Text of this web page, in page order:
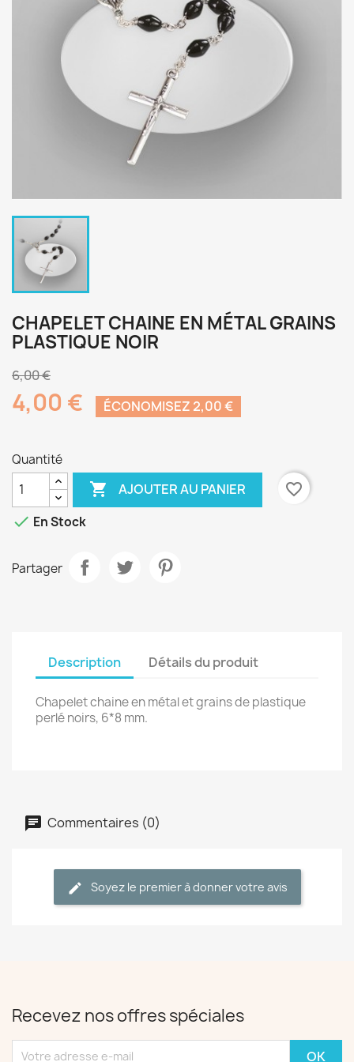
CHAPELET CHAINE EN MÉTAL GRAINS
PLASTIQUE NOIR
6,00 €
4,00 € ÉCONOMISEZ 2,00 €
Quantité
 AJOUTER AU PANIER
favorite_border
 En Stock
Partager
Description Détails du produit
Chapelet chaine en métal et grains de plastique
perlé noirs, 6*8 mm.
Commentaires (0)
Soyez le premier à donner votre avis
Recevez nos offres spéciales